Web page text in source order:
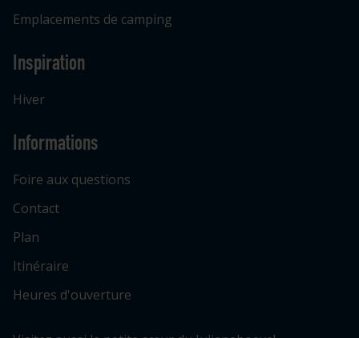
Emplacements de camping
Inspiration
Hiver
Informations
Foire aux questions
Contact
Plan
Itinéraire
Heures d'ouverture